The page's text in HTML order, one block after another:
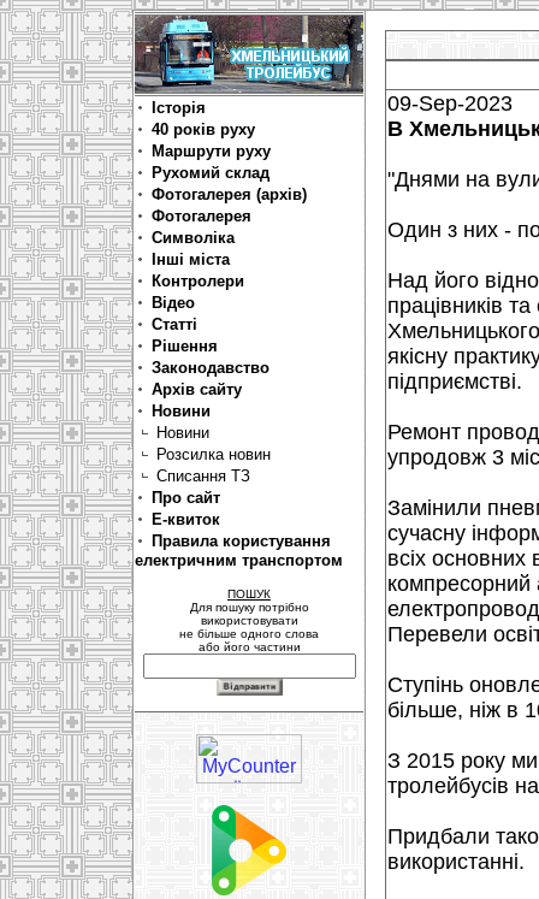
Історія
40 років руху
Маршрути руху
Рухомий склад
Фотогалерея (архів)
Фотогалерея
Символіка
Інші міста
Контролери
Відео
Статті
Рішення
Законодавство
Архів сайту
Новини
Новини
Розсилка новин
Списання ТЗ
Про сайт
Е-квиток
Правила користування
електричним транспортом
ПОШУК
Для пошуку потрібно
використовувати
не більше одного слова
або його частини
09-Sep-2023
В
"Днями на
Один з них -
Над його
працівників
якісну
підприємстві.
Ремонт
упродовж 3
Замінили
сучасну
всіх основних
компресорний
Перевели
Ступінь
більше, ніж в
З 2015 року
тролейбусів
Придбали
використанні.